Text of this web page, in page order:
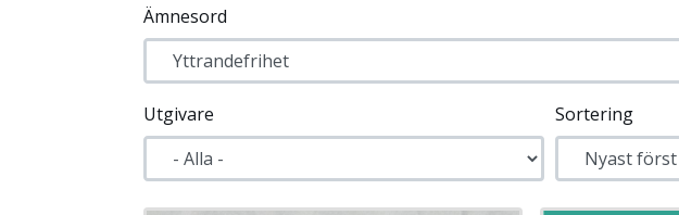
Ämnesord
Utgivare Sortering